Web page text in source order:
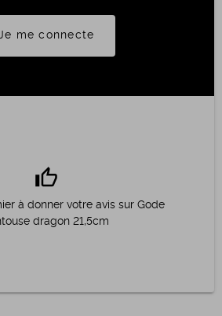
me connecte
thumb_up
à donner votre avis sur Gode
dragon 21,5cm